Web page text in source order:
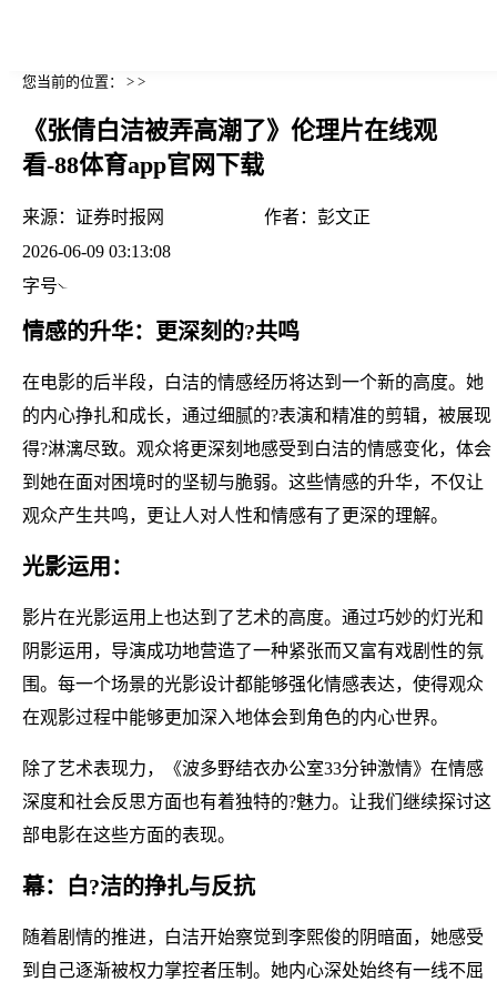
您当前的位置： > >
《张倩白洁被弄高潮了》伦理片在线观
看-88体育app官网下载
来源： 证券时报网 作者： 彭文正
2026-06-09 03:13:08
字号
情感的升华：更深刻的?共鸣
在电影的后半段，白洁的情感经历将达到一个新的高度。她
的内心挣扎和成长，通过细腻的?表演和精准的剪辑，被展现
得?淋漓尽致。观众将更深刻地感受到白洁的情感变化，体会
到她在面对困境时的坚韧与脆弱。这些情感的升华，不仅让
观众产生共鸣，更让人对人性和情感有了更深的理解。
光影运用：
影片在光影运用上也达到了艺术的高度。通过巧妙的灯光和
阴影运用，导演成功地营造了一种紧张而又富有戏剧性的氛
围。每一个场景的光影设计都能够强化情感表达，使得观众
在观影过程中能够更加深入地体会到角色的内心世界。
除了艺术表现力，《波多野结衣办公室33分钟激情》在情感
深度和社会反思方面也有着独特的?魅力。让我们继续探讨这
部电影在这些方面的表现。
幕：白?洁的挣扎与反抗
随着剧情的推进，白洁开始察觉到李熙俊的阴暗面，她感受
到自己逐渐被权力掌控者压制。她内心深处始终有一线不屈